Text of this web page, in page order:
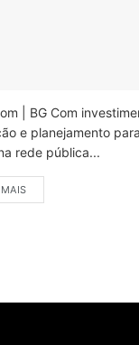
| BG Com
e planejamento
rede pública...